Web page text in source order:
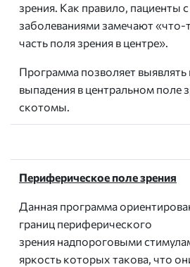
зрения. Как правило, пациенты
заболеваниями замечают
часть поля зрения в центре».
Программа позволяет
выпадения в центральном поле
скотомы.
Периферическое поле зрения
Данная программа
границ периферического
зрения надпороговыми
яркость которых такова, что